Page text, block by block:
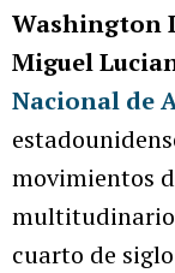
Washington
Miguel
Nacional de
movimientos
cuarto de